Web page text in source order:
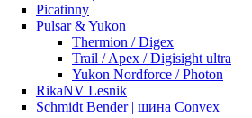
Picatinny
Pulsar & Yukon
Thermion / Digex
Trail / Apex / Digisight ultra
Yukon Nordforce / Photon
RikaNV Lesnik
Schmidt Bender | шина Convex